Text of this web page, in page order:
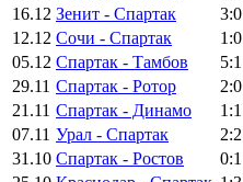
16.12 Зенит - Спартак 3:0
12.12 Сочи - Спартак 1:0
05.12 Спартак - Тамбов 5:1
29.11 Спартак - Ротор 2:0
21.11 Спартак - Динамо 1:1
07.11 Урал - Спартак 2:2
31.10 Спартак - Ростов 0:1